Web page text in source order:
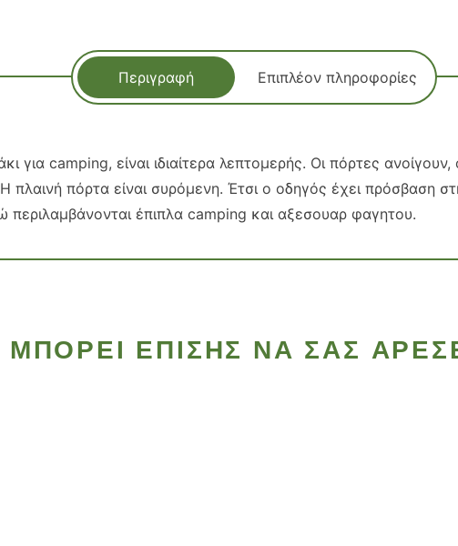
Περιγραφή Επιπλέον πληροφορίες
για camping, είναι ιδιαίτερα λεπτομερής. Οι πόρτες
πόρτα είναι συρόμενη. Έτσι ο οδηγός έχει πρόσβαση
έπιπλα camping και αξεσουαρ φαγητου.
ΜΠΟΡΕΊ ΕΠΊΣΗΣ ΝΑ ΣΑΣ